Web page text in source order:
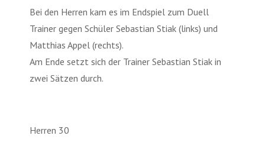
Bei den Herren kam es im Endspiel zum Duell
Trainer gegen Schüler Sebastian Stiak (links) und
Matthias Appel (rechts).
Am Ende setzt sich der Trainer Sebastian Stiak in
zwei Sätzen durch.
Herren 30